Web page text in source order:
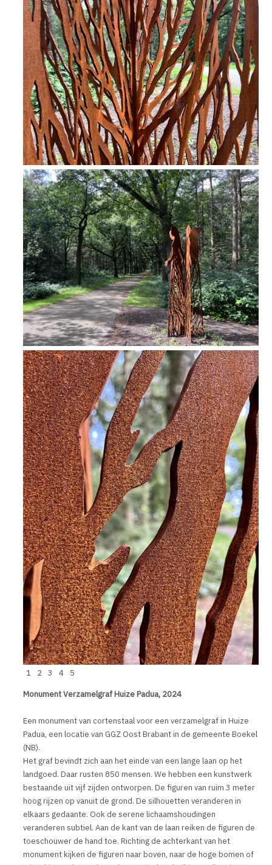
1 2 3 4 5
Monument Verzamelgraf Huize Padua, 2024
Een monument van cortenstaal voor een verzamelgraf in Huize
Padua, een locatie van GGZ Oost Brabant in de gemeente Boekel
(NB).
Het graf bevindt zich aan het einde van een lange laan op het
landgoed. Daar rusten 850 mensen. We hebben een kunstwerk
bestaande uit vijf zijden ontworpen. De figuren van ruim 3 meter
hoog rijzen op vanuit de grond. De silhouetten veranderen in
elkaars gedaante. Ook de serene lichaamshoudingen
veranderen subtiel. Aan de kant van de laan reiken de figuren de
toeschouwer de hand toe. Richting de achterkant van het
monument kijken de figuren naar boven, naar de hoge bomen of